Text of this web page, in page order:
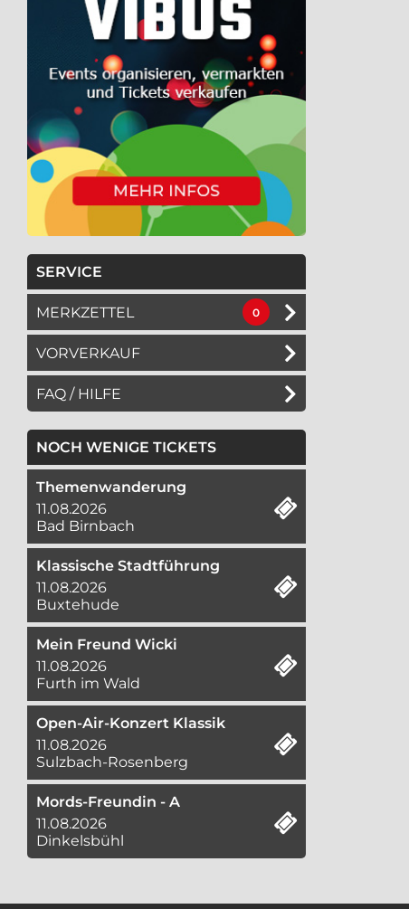
SERVICE
MERKZETTEL 0
VORVERKAUF
FAQ / HILFE
NOCH WENIGE TICKETS
Themenwanderung
11.08.2026
Bad Birnbach
Klassische Stadtführung
11.08.2026
Buxtehude
Mein Freund Wicki
11.08.2026
Furth im Wald
Open-Air-Konzert Klassik
11.08.2026
Sulzbach-Rosenberg
Mords-Freundin - A
11.08.2026
Dinkelsbühl